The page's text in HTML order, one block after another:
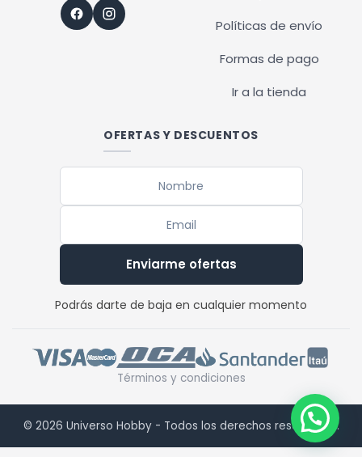
Políticas de envío
Formas de pago
Ir a la tienda
OFERTAS Y DESCUENTOS
Enviarme ofertas
Podrás darte de baja en cualquier momento
Términos y condiciones
© 2026 Universo Hobby - Todos los derechos reservados.